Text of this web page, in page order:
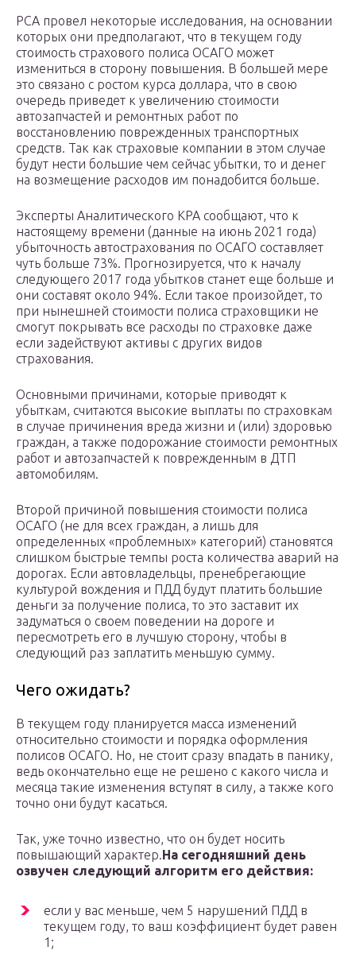
РСА провел некоторые исследования, на основании
которых они предполагают, что в текущем году
стоимость страхового полиса ОСАГО может
измениться в сторону повышения. В большей мере
это связано с ростом курса доллара, что в свою
очередь приведет к увеличению стоимости
автозапчастей и ремонтных работ по
восстановлению поврежденных транспортных
средств. Так как страховые компании в этом случае
будут нести большие чем сейчас убытки, то и денег
на возмещение расходов им понадобится больше.
Эксперты Аналитического КРА сообщают, что к
настоящему времени (данные на июнь 2021 года)
убыточность автострахования по ОСАГО составляет
чуть больше 73%. Прогнозируется, что к началу
следующего 2017 года убытков станет еще больше и
они составят около 94%. Если такое произойдет, то
при нынешней стоимости полиса страховщики не
смогут покрывать все расходы по страховке даже
если задействуют активы с других видов
страхования.
Основными причинами, которые приводят к
убыткам, считаются высокие выплаты по страховкам
в случае причинения вреда жизни и (или) здоровью
граждан, а также подорожание стоимости ремонтных
работ и автозапчастей к поврежденным в ДТП
автомобилям.
Второй причиной повышения стоимости полиса
ОСАГО (не для всех граждан, а лишь для
определенных «проблемных» категорий) становятся
слишком быстрые темпы роста количества аварий на
дорогах. Если автовладельцы, пренебрегающие
культурой вождения и ПДД будут платить большие
деньги за получение полиса, то это заставит их
задуматься о своем поведении на дороге и
пересмотреть его в лучшую сторону, чтобы в
следующий раз заплатить меньшую сумму.
Чего ожидать?
В текущем году планируется масса изменений
относительно стоимости и порядка оформления
полисов ОСАГО. Но, не стоит сразу впадать в панику,
ведь окончательно еще не решено с какого числа и
месяца такие изменения вступят в силу, а также кого
точно они будут касаться.
Так, уже точно известно, что он будет носить
повышающий характер.На сегодняшний день
озвучен следующий алгоритм его действия:
если у вас меньше, чем 5 нарушений ПДД в
текущем году, то ваш коэффициент будет равен
1;